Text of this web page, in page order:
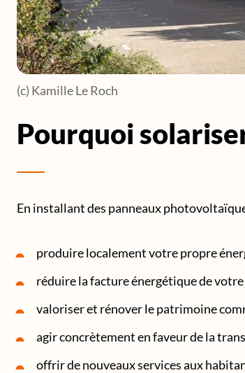
(c) Kamille Le Roch
Pourquoi
En installant des panneaux
produire localement votre propre
réduire la facture énergétique de votre
valoriser et rénover le patrimoine
agir concrètement en faveur de la
offrir de nouveaux services aux